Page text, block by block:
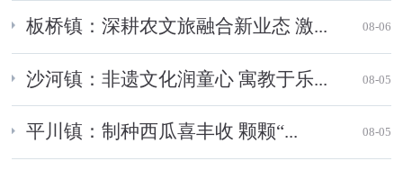
板桥镇：深耕农文旅融合新业态 激... 08-06
沙河镇：非遗文化润童心 寓教于乐... 08-05
平川镇：制种西瓜喜丰收 颗颗“... 08-05